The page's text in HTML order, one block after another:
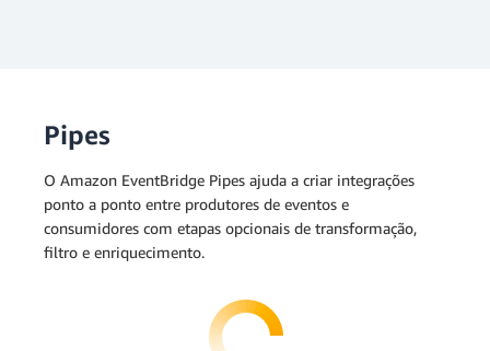
Pipes
O Amazon EventBridge Pipes ajuda a criar integrações
ponto a ponto entre produtores de eventos e
consumidores com etapas opcionais de transformação,
filtro e enriquecimento.